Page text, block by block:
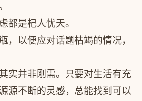
都是杞人忧天。
，以便应对话题枯竭的情况，
实并非刚需。只要对生活有充
源不断的灵感，总能找到可以